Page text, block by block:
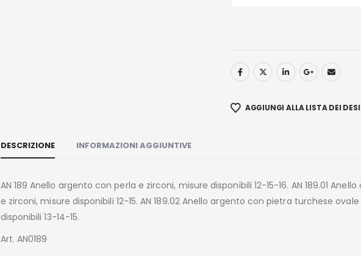
AGGIUNGI ALLA LISTA DEI
DESCRIZIONE INFORMAZIONI AGGIUNTIVE
AN 189 Anello argento con perla e zirconi, misure disponibili 12-15-16. AN 189.01
e zirconi, misure disponibili 12-15. AN 189.02 Anello argento con pietra turchese
disponibili 13-14-15.
Art. AN0189